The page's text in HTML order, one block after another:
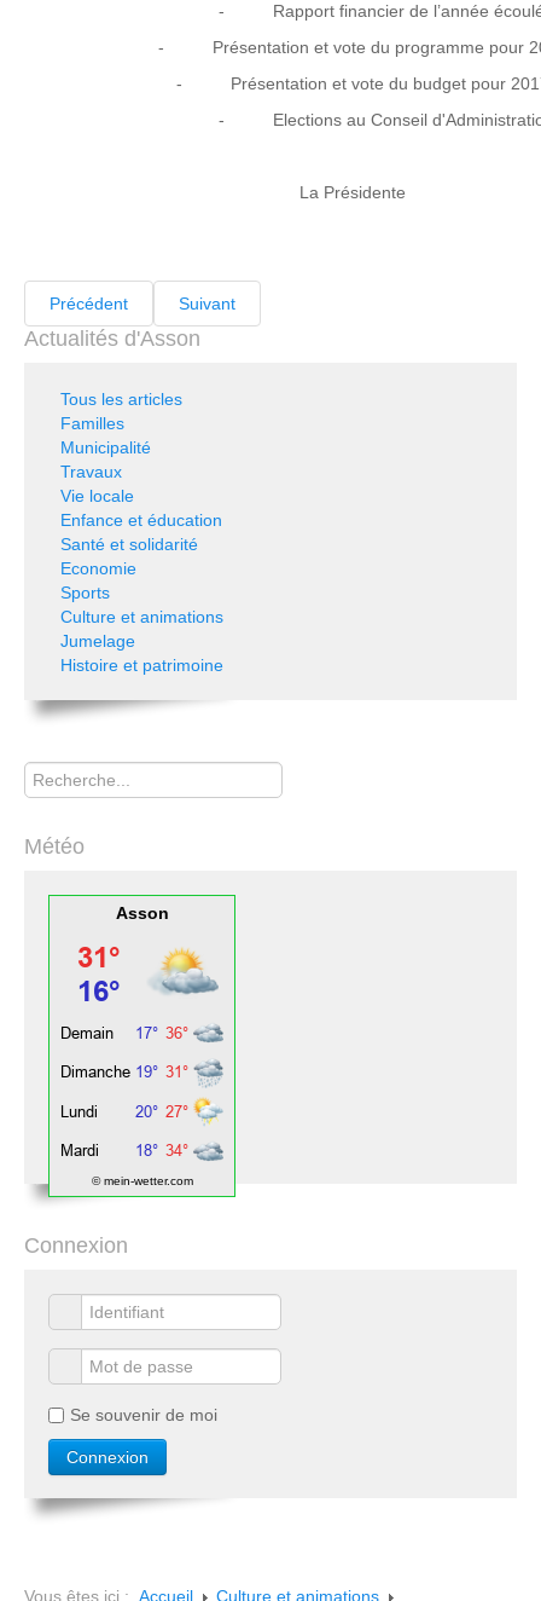
- Rapport financier de l’année
- Présentation et vote du programme pour
- Présentation et vote du budget pour
- Elections au Conseil
La Présidente
Précédent Suivant
Actualités d'Asson
Tous les articles
Familles
Municipalité
Travaux
Vie locale
Enfance et éducation
Santé et solidarité
Economie
Sports
Culture et animations
Jumelage
Histoire et patrimoine
Rechercher
Météo
Asson
© mein-wetter.com
Connexion
Se souvenir de moi
Vous êtes ici : Accueil Culture et animations